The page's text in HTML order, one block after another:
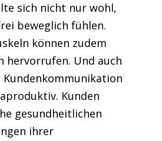
sich nicht nur wohl,
beweglich fühlen.
können zudem
hervorrufen. Und auch
Kunden
gesundheitlichen
ihrer